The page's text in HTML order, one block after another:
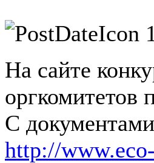
На сайте
оргкомитетов
С
http://